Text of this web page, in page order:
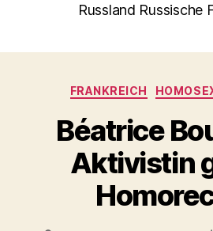
Russland Russische
FRANKREICH
Béatrice
Aktivistin